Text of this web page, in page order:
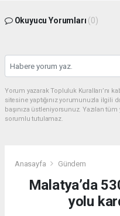
Okuyucu Yorumları (0)
Yorum yazarak Topluluk Kuralları’nı
sitesine yaptığınız yorumunuzla ilgili
başınıza üstleniyorsunuz. Yazılan
sorumlu tutulamaz.
Anasayfa Gündem
Malatya’da
yolu